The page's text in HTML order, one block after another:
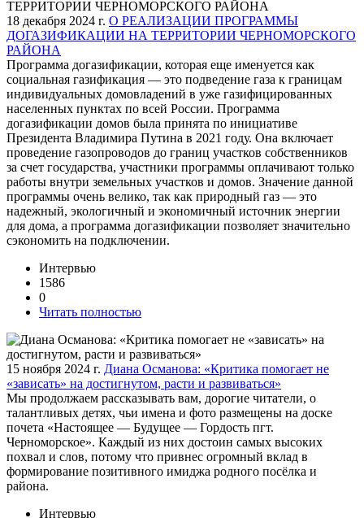
18 декабря 2024 г. О РЕАЛИЗАЦИИ ПРОГРАММЫ
ДОГАЗИФИКАЦИИ НА ТЕРРИТОРИИ ЧЕРНОМОРСКОГО
РАЙОНА
Программа догазификации, которая еще именуется как
социальная газификация — это подведение газа к границам
индивидуальных домовладений в уже газифицированных
населенных пунктах по всей России. Программа
догазификации домов была принята по инициативе
Президента Владимира Путина в 2021 году. Она включает
проведение газопроводов до границ участков собственников
за счет государства, участники программы оплачивают только
работы внутри земельных участков и домов. Значение данной
программы очень велико, так как природный газ — это
надежный, экологичный и экономичный источник энергии
для дома, а программа догазификации позволяет значительно
сэкономить на подключении.
Интервью
1586
0
Читать полностью
15 ноября 2024 г. Диана Османова: «Критика помогает не
«зависать» на достигнутом, расти и развиваться»
Мы продолжаем рассказывать вам, дорогие читатели, о
талантливых детях, чьи имена и фото размещены на доске
почета «Настоящее — Будущее — Гордость пгт.
Черноморское». Каждый из них достоин самых высоких
похвал и слов, потому что привнес огромный вклад в
формирование позитивного имиджа родного посёлка и
района.
Интервью